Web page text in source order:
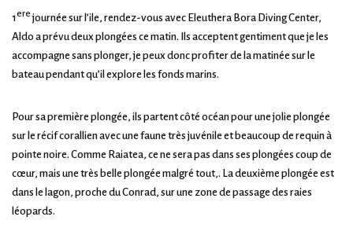
1erejournée sur l’ile, rendez-vous avec Eleuthera Bora Diving Center,
Aldo a prévu deux plongées ce matin. Ils acceptent gentiment que je les
accompagne sans plonger, je peux donc profiter de la matinée sur le
bateau pendant qu’il explore les fonds marins.
Pour sa première plongée, ils partent côté océan pour une jolie plongée
sur le récif corallien avec une faune très juvénile et beaucoup de requin à
pointe noire. Comme Raiatea, ce ne sera pas dans ses plongées coup de
cœur, mais une très belle plongée malgré tout,. La deuxième plongée est
dans le lagon, proche du Conrad, sur une zone de passage des raies
léopards.